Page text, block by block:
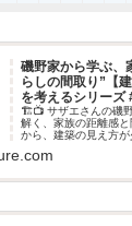
磯野家から学ぶ、
らしの間取り”【
を考えるシリーズ
🏗️📺 サザエさんの磯
解く、家族の距離感
から、建築の見え方が